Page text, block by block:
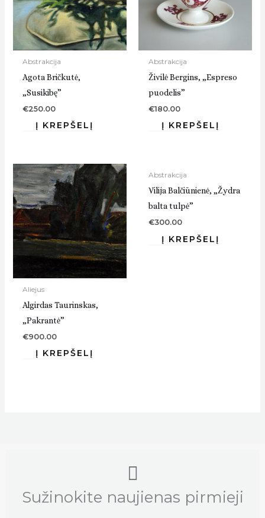
Abstrakcija
Agota Bričkutė,
„Susikibę”
€250.00
Abstrakcija
Živilė Bergins, „Espreso
puodelis”
€180.00
Aliejus
Algirdas Taurinskas,
„Pakrantė”
€900.00
Abstrakcija
Vilija Balčiūnienė, „Žydra
balta tulpė”
€300.00
Sužinokite naujienas pirmieji